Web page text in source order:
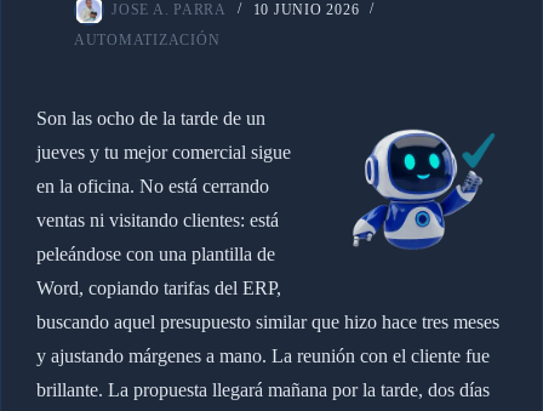
JOSE A. PARRA
10 JUNIO 2026
AUTOMATIZACIÓN
Son las ocho de la tarde de un
jueves y tu mejor comercial sigue
en la oficina. No está cerrando
ventas ni visitando clientes: está
peleándose con una plantilla de
Word, copiando tarifas del ERP,
buscando aquel presupuesto similar que hizo hace tres meses
y ajustando márgenes a mano. La reunión con el cliente fue
brillante. La propuesta llegará mañana por la tarde, dos días